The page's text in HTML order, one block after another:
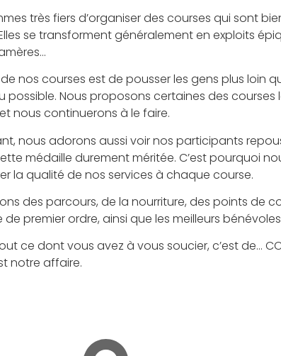
très fiers d’organiser des courses qui sont
se transforment généralement en exploits
nos courses est de pousser les gens plus loin
possible. Nous proposons certaines des courses
nous continuerons à le faire.
nous adorons aussi voir nos participants
médaille durement méritée. C’est pourquoi
la qualité de nos services à chaque course.
des parcours, de la nourriture, des points de
de premier ordre, ainsi que les meilleurs
ce dont vous avez à vous soucier, c’est de…
notre affaire.